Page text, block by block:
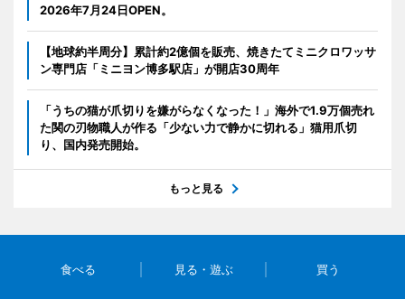
2026年7月24日OPEN。
【地球約半周分】累計約2億個を販売、焼きたてミニクロワッサ
ン専門店「ミニヨン博多駅店」が開店30周年
「うちの猫が爪切りを嫌がらなくなった！」海外で1.9万個売れ
た関の刃物職人が作る「少ない力で静かに切れる」猫用爪切
り、国内発売開始。
もっと見る
食べる 見る・遊ぶ 買う